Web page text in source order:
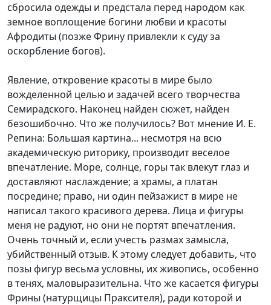
сбросила одежды и предстала перед народом как
земное воплощение богини любви и красоты
Афродиты (позже Фрину привлекли к суду за
оскорбление богов).
Явление, откровение красоты в мире было
вожделенной целью и задачей всего творчества
Семирадского. Наконец найден сюжет, найден
безошибочно. Что же получилось? Вот мнение И. Е.
Репина: Большая картина... несмотря на всю
академическую риторику, производит веселое
впечатление. Море, солнце, горы так влекут глаз и
доставляют наслаждение; а храмы, а платан
посредине; право, ни один пейзажист в мире не
написал такого красивого дерева. Лица и фигуры
меня не радуют, но они не портят впечатления.
Очень точный и, если учесть размах замысла,
убийственный отзыв. К этому следует добавить, что
позы фигур весьма условны, их живопись, особенно
в тенях, маловыразительна. Что же касается фигуры
Фрины (натурщицы Праксителя), ради которой и